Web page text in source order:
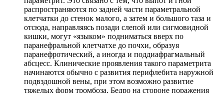
распространяются по задней части параметральной
клетчатки до стенок малого, а затем и большого таза и
отсюда, направляясь позади слепой или сигмовидной
кишки, могут «языком» подниматься вверх по
паранефральной клетчатхе до почхи, образуя
паранефротический, а иногда и поддиафрагмальный
абсцесс. Клинические проявления такого параметрита
начинаются обычно с развития перифлебита наружной
подвздошной вены, при этом возможно развитие
тяжелых форм тромбоза. Бедро на стороне поражения